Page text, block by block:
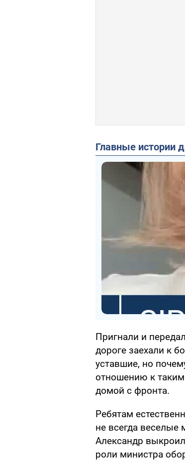
Главные истории
Пригнали и
дороге заехали к
уставшие, но
отношению к
домой с фронта.
Ребятам
не всегда веселые
Александр
роли министра